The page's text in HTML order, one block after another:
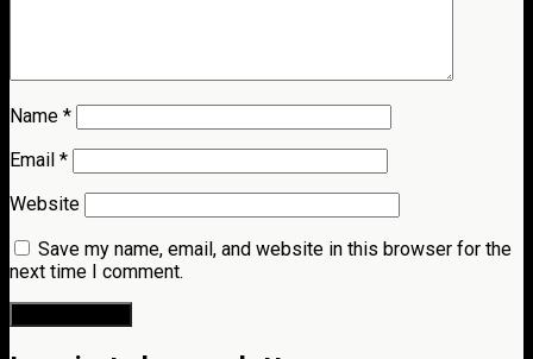
Name *
Email *
Website
Save my name, email, and website in this browser for the
next time I comment.